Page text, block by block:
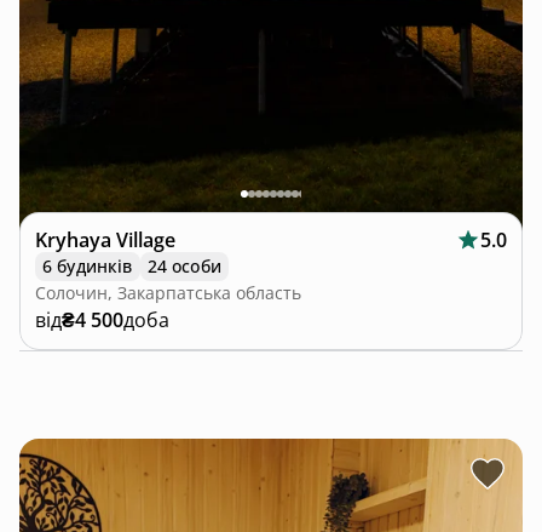
Kryhaya Village 5.0
6 будинків
24 особи
Солочин, Закарпатська область
від₴4 500доба